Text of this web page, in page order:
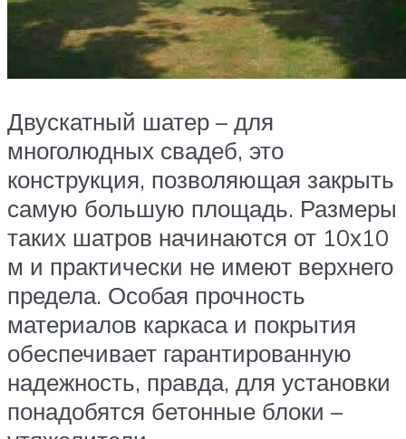
Двускатный шатер – для
многолюдных свадеб, это
конструкция, позволяющая закрыть
самую большую площадь. Размеры
таких шатров начинаются от 10х10
м и практически не имеют верхнего
предела. Особая прочность
материалов каркаса и покрытия
обеспечивает гарантированную
надежность, правда, для установки
понадобятся бетонные блоки –